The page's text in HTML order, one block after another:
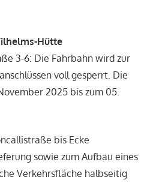
Hütte
3-6: Die Fahrbahn wird zur
voll gesperrt. Die
2025 bis zum 05.
bis Ecke
sowie zum Aufbau eines
Verkehrsfläche halbseitig